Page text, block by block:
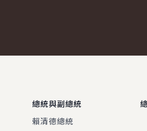
總統與副總統
賴清德總統